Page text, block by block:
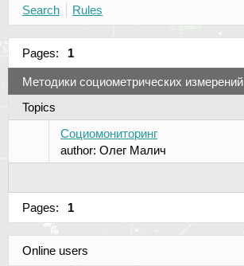
Search Rules
Pages: 1
Методики социометрических измерений
Topics
Социомониторинг
author: Олег Малич
Pages: 1
Online users